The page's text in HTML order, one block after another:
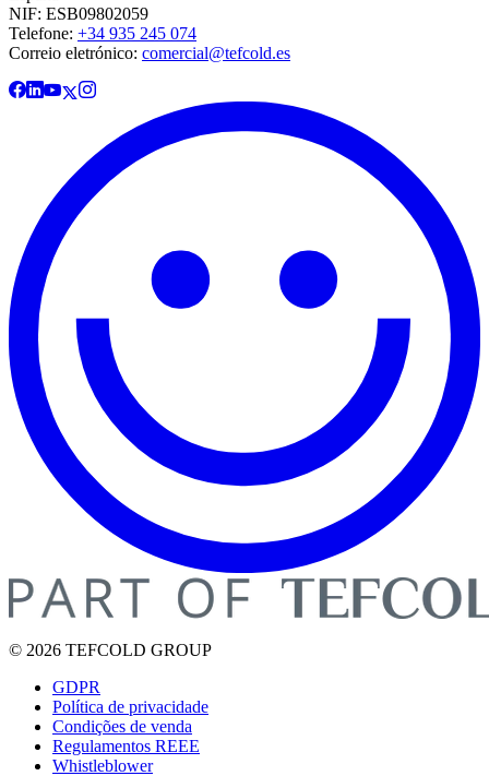
NIF: ESB09802059
Telefone: +34 935 245 074
Correio eletrónico: comercial@tefcold.es
© 2026 TEFCOLD GROUP
GDPR
Política de privacidade
Condições de venda
Regulamentos REEE
Whistleblower